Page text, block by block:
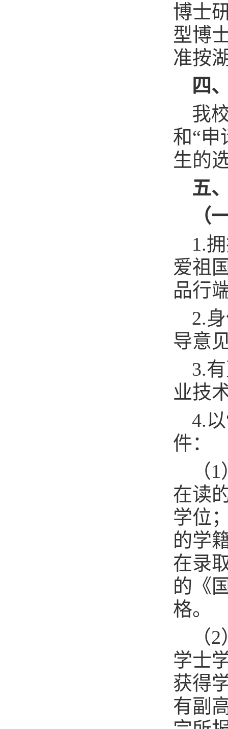
博士
型博
准按
四
我
和“申
生的
五
（
1.
爱祖
品行
2.
导意
3.
业技
4.
件：
（
在读
学位
的学
在录
的《
格。
（
学士
获得
有副